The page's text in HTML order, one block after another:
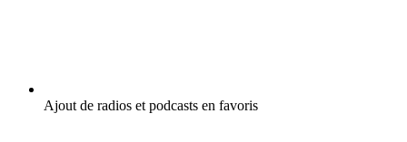
Ajout de radios et podcasts en favoris